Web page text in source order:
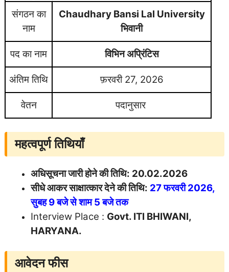
संगठन का
नाम
Chaudhary Bansi Lal University
भिवानी
पद का नाम विभिन अप्रिंटिस
अंतिम तिथि फ़रवरी 27, 2026
वेतन पदानुसार
महत्वपूर्ण तिथियाँ
अधिसूचना जारी होने की तिथि: 20.02.2026
सीधे आकर साक्षात्कार देने की तिथि: 27 फरवरी 2026,
सुबह 9 बजे से शाम 5 बजे तक
Interview Place : Govt. ITI BHIWANI,
HARYANA.
आवेदन फीस